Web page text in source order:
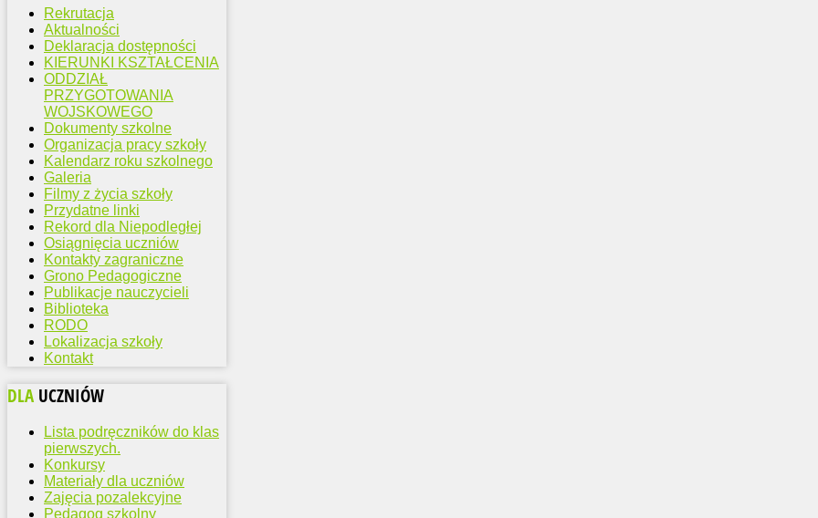
Rekrutacja
Aktualności
Deklaracja dostępności
KIERUNKI KSZTAŁCENIA
ODDZIAŁ
PRZYGOTOWANIA
WOJSKOWEGO
Dokumenty szkolne
Organizacja pracy szkoły
Kalendarz roku szkolnego
Galeria
Filmy z życia szkoły
Przydatne linki
Rekord dla Niepodległej
Osiągnięcia uczniów
Kontakty zagraniczne
Grono Pedagogiczne
Publikacje nauczycieli
Biblioteka
RODO
Lokalizacja szkoły
Kontakt
DLA UCZNIÓW
Lista podręczników do klas
pierwszych.
Konkursy
Materiały dla uczniów
Zajęcia pozalekcyjne
Pedagog szkolny